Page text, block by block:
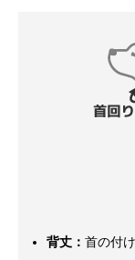
背丈： 首の付